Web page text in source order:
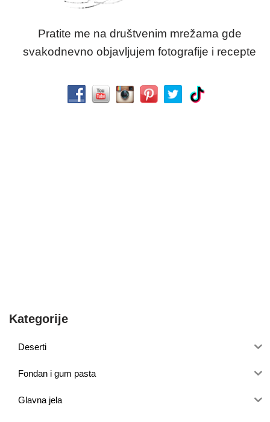
Pratite me na društvenim mrežama gde
svakodnevno objavljujem fotografije i recepte
Kategorije
Deserti
Fondan i gum pasta
Glavna jela